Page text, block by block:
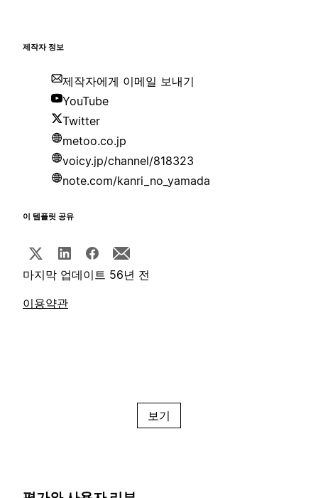
제작자 정보
제작자에게 이메일 보내기
YouTube
Twitter
metoo.co.jp
voicy.jp/channel/818323
note.com/kanri_no_yamada
이 템플릿 공유
마지막 업데이트 56년 전
이용약관
보기